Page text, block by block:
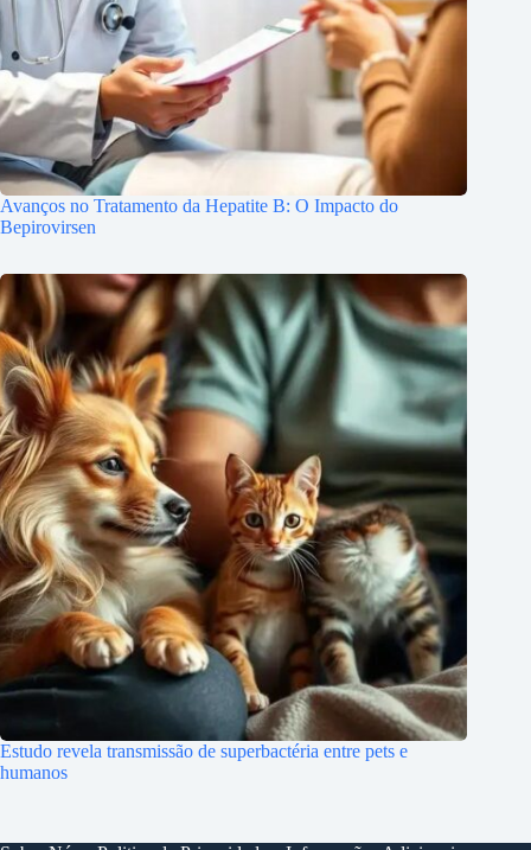
Avanços no Tratamento da Hepatite B: O Impacto do
Bepirovirsen
Estudo revela transmissão de superbactéria entre pets e
humanos